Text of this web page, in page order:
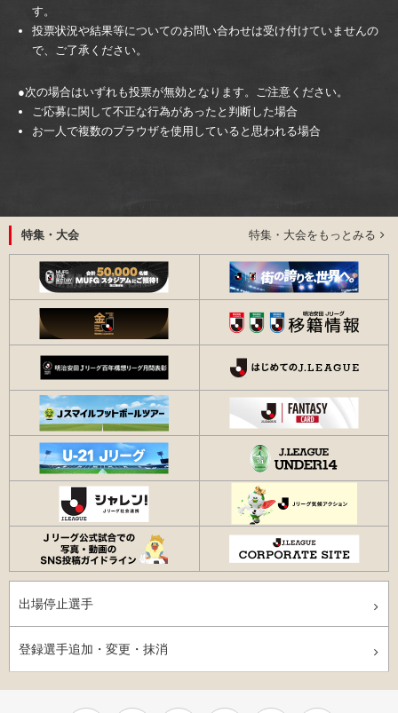
す。
投票状況や結果等についてのお問い合わせは受け付けていませんの
で、ご了承ください。
●次の場合はいずれも投票が無効となります。ご注意ください。
ご応募に関して不正な行為があったと判断した場合
お一人で複数のブラウザを使用していると思われる場合
特集・大会 特集・大会をもっとみる
出場停止選手
登録選手追加・変更・抹消